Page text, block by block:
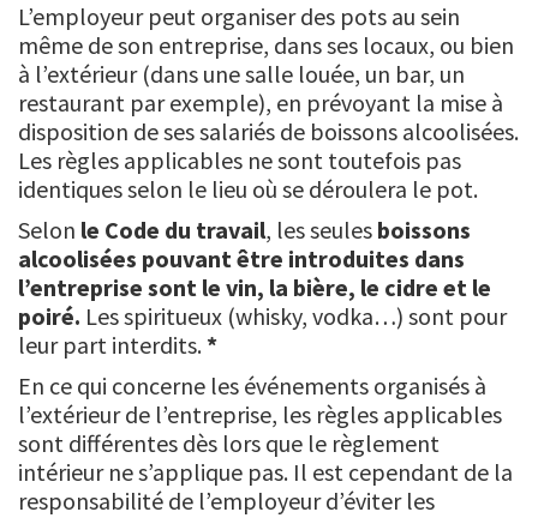
L’employeur peut organiser des pots au sein
même de son entreprise, dans ses locaux, ou bien
à l’extérieur (dans une salle louée, un bar, un
restaurant par exemple), en prévoyant la mise à
disposition de ses salariés de boissons alcoolisées.
Les règles applicables ne sont toutefois pas
identiques selon le lieu où se déroulera le pot.
Selon le Code du travail, les seules boissons
alcoolisées pouvant être introduites dans
l’entreprise sont le vin, la bière, le cidre et le
poiré. Les spiritueux (whisky, vodka…) sont pour
leur part interdits. *
En ce qui concerne les événements organisés à
l’extérieur de l’entreprise, les règles applicables
sont différentes dès lors que le règlement
intérieur ne s’applique pas. Il est cependant de la
responsabilité de l’employeur d’éviter les